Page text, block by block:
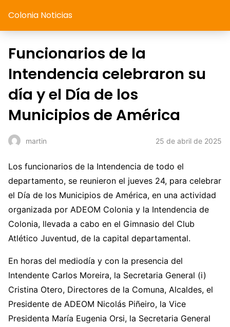
Colonia Noticias
Funcionarios de la
Intendencia celebraron su
día y el Día de los
Municipios de América
martin 25 de abril de 2025
Los funcionarios de la Intendencia de todo el
departamento, se reunieron el jueves 24, para celebrar
el Día de los Municipios de América, en una actividad
organizada por ADEOM Colonia y la Intendencia de
Colonia, llevada a cabo en el Gimnasio del Club
Atlético Juventud, de la capital departamental.
En horas del mediodía y con la presencia del
Intendente Carlos Moreira, la Secretaria General (i)
Cristina Otero, Directores de la Comuna, Alcaldes, el
Presidente de ADEOM Nicolás Piñeiro, la Vice
Presidenta María Eugenia Orsi, la Secretaria General